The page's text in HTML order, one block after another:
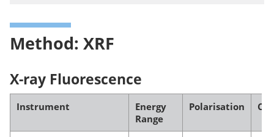
Method: XRF
X-ray Fluorescence
Instrument
Energy
Range
Polarisation